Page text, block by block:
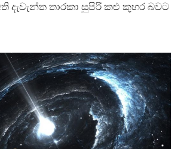
දැවැන්ත තාරකා සුපිරි කළු කුහර බවට